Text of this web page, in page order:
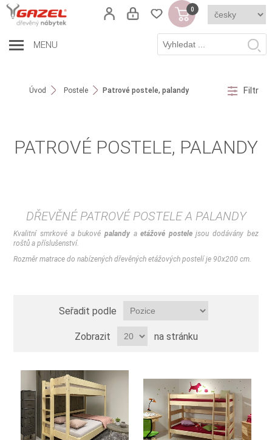
0
MENU
Úvod Postele Patrové postele, palandy Filtr
PATROVÉ POSTELE, PALANDY
DŘEVĚNÉ PATROVÉ POSTELE A PALANDY
Kvalitní smrkové a bukové palandyaetážové postelejsou dodávány bez
roštů a příslušenství.
Rozměr matrace do nabízených dřevěných etážových postelí je 90x200 cm.
Seřadit podle
Zobrazit na stránku